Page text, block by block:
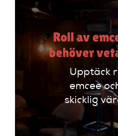
Roll av
behöver
Upptäck
emcee
skicklig